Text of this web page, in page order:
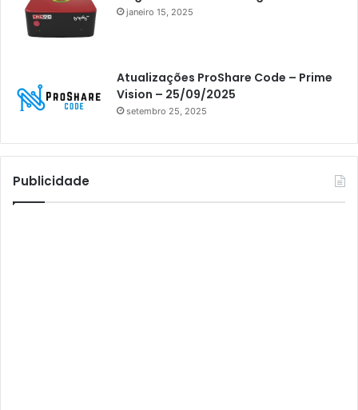
Athomics i3 Bold
Athomics Inspire Qi
Athomics Inspire Qi Lite
Athomics S3
Athomics T3
Atto
AttoNet
janeiro 15, 2025
Atualizações ProShare Code – Prime
Vision – 25/09/2025
setembro 25, 2025
Publicidade